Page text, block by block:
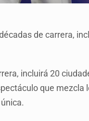
de carrera,
incluirá 20
que